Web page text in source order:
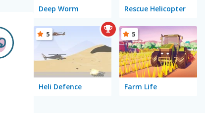
Deep Worm Rescue Helicopter
Heli Defence
5
Farm Life
5